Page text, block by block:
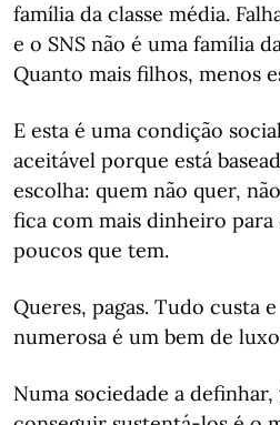
família da classe média.
e o SNS não é uma família
Quanto mais filhos, menos
E esta é uma condição
aceitável porque está
escolha: quem não quer,
fica com mais dinheiro para
poucos que tem.
Queres, pagas. Tudo custa
numerosa é um bem de
Numa sociedade a